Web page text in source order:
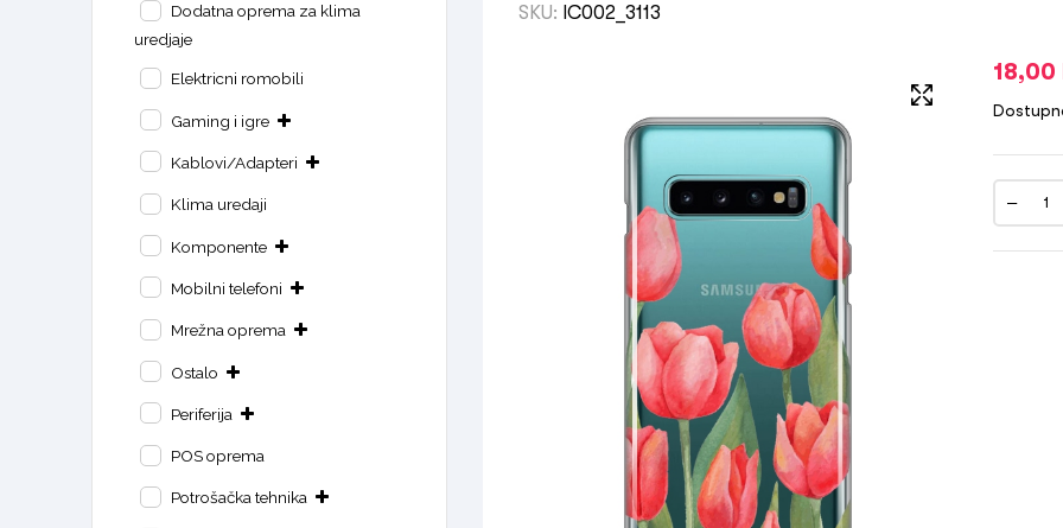
SKU: IC002_3113
18,00
Dodatna oprema za klima
uredjaje
Elektricni romobili
Gaming i igre
Kablovi/Adapteri
Klima uredaji
Komponente
Mobilni telefoni
Mrežna oprema
Ostalo
Periferija
POS oprema
Potrošačka tehnika